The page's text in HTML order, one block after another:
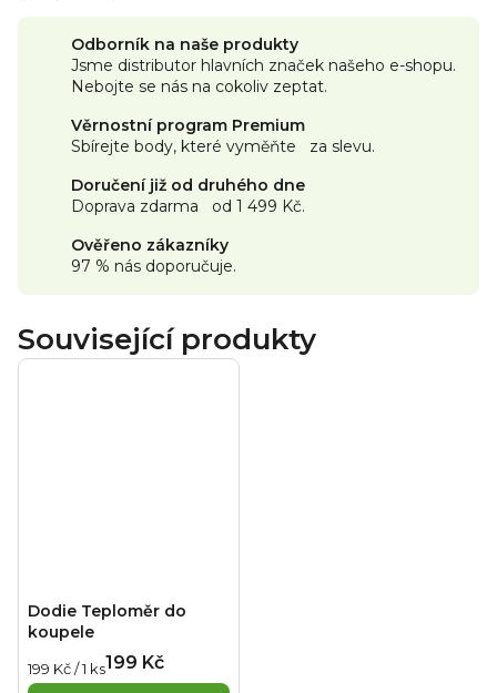
Odborník na naše produkty
Jsme distributor hlavních značek našeho e-shopu.
Nebojte se nás na cokoliv zeptat.
Věrnostní program Premium
Sbírejte body, které vyměňte za slevu.
Doručení již od druhého dne
Doprava zdarma od 1 499 Kč.
Ověřeno zákazníky
97 % nás doporučuje.
Související produkty
Dodie Teploměr do
koupele
199 Kč
Měrná
cena:
199 Kč / 1 ks